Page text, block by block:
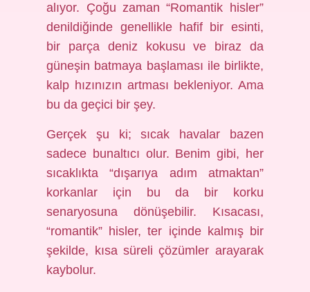
alıyor. Çoğu zaman “Romantik hisler”
denildiğinde genellikle hafif bir esinti,
bir parça deniz kokusu ve biraz da
güneşin batmaya başlaması ile birlikte,
kalp hızınızın artması bekleniyor. Ama
bu da geçici bir şey.
Gerçek şu ki; sıcak havalar bazen
sadece bunaltıcı olur. Benim gibi, her
sıcaklıkta “dışarıya adım atmaktan”
korkanlar için bu da bir korku
senaryosuna dönüşebilir. Kısacası,
“romantik” hisler, ter içinde kalmış bir
şekilde, kısa süreli çözümler arayarak
kaybolur.